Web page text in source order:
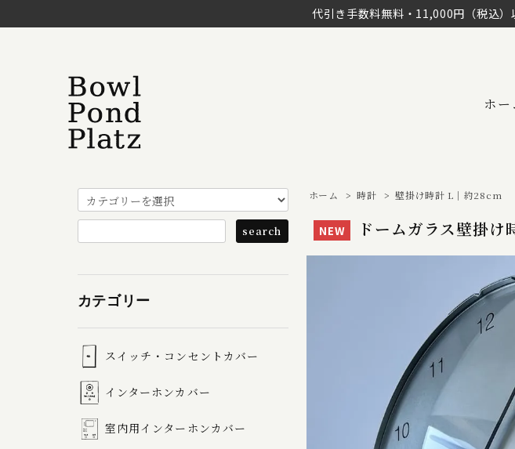
代引き手数料無料・11,000円（税込）
ホー
ホーム > 時計 > 壁掛け時計 L｜約28cm
NEW ドームガラス壁掛
カテゴリー
スイッチ・コンセントカバー
インターホンカバー
室内用インターホンカバー